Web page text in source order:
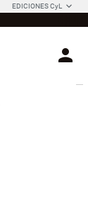
EDICIONES CyL
Login